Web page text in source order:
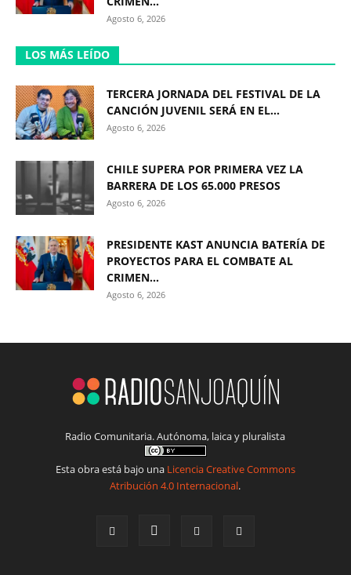
Agosto 6, 2026
LOS MÁS LEÍDO
TERCERA JORNADA DEL FESTIVAL DE LA
CANCIÓN JUVENIL SERÁ EN EL...
Agosto 6, 2026
CHILE SUPERA POR PRIMERA VEZ LA
BARRERA DE LOS 65.000 PRESOS
Agosto 6, 2026
PRESIDENTE KAST ANUNCIA BATERÍA DE
PROYECTOS PARA EL COMBATE AL
CRIMEN...
Agosto 6, 2026
Radio Comunitaria. Autónoma, laica y pluralista
Esta obra está bajo una Licencia Creative Commons
Atribución 4.0 Internacional.